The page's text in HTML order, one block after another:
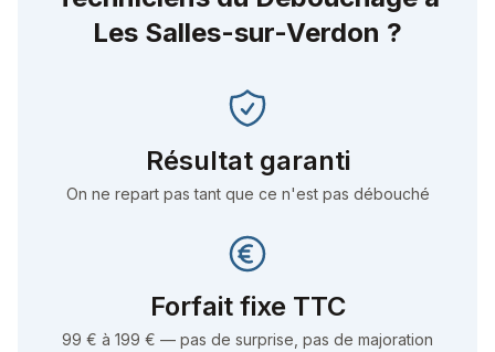
Les Salles-sur-Verdon ?
Résultat garanti
On ne repart pas tant que ce n'est pas débouché
Forfait fixe TTC
99 € à 199 € — pas de surprise, pas de majoration